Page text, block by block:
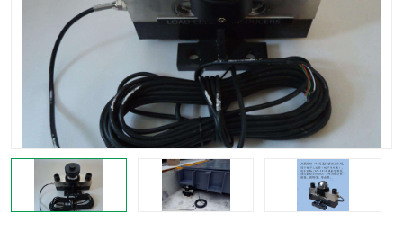
半自动输送机 全自动输送机
冷却塔 食品螺旋塔
撕碎机 木材撕碎机
塑料撕碎机 金属撕碎机